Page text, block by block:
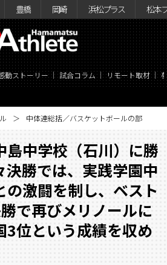
豊橋 岡崎 浜松プラス 松本
動ストーリー 試合コラム リモート取材
中体連総括／バスケットボールの部
島中学校（石川）に勝
決勝では、実践学園中
の激闘を制し、ベスト
で再びメリノールに
3位という成績を収め